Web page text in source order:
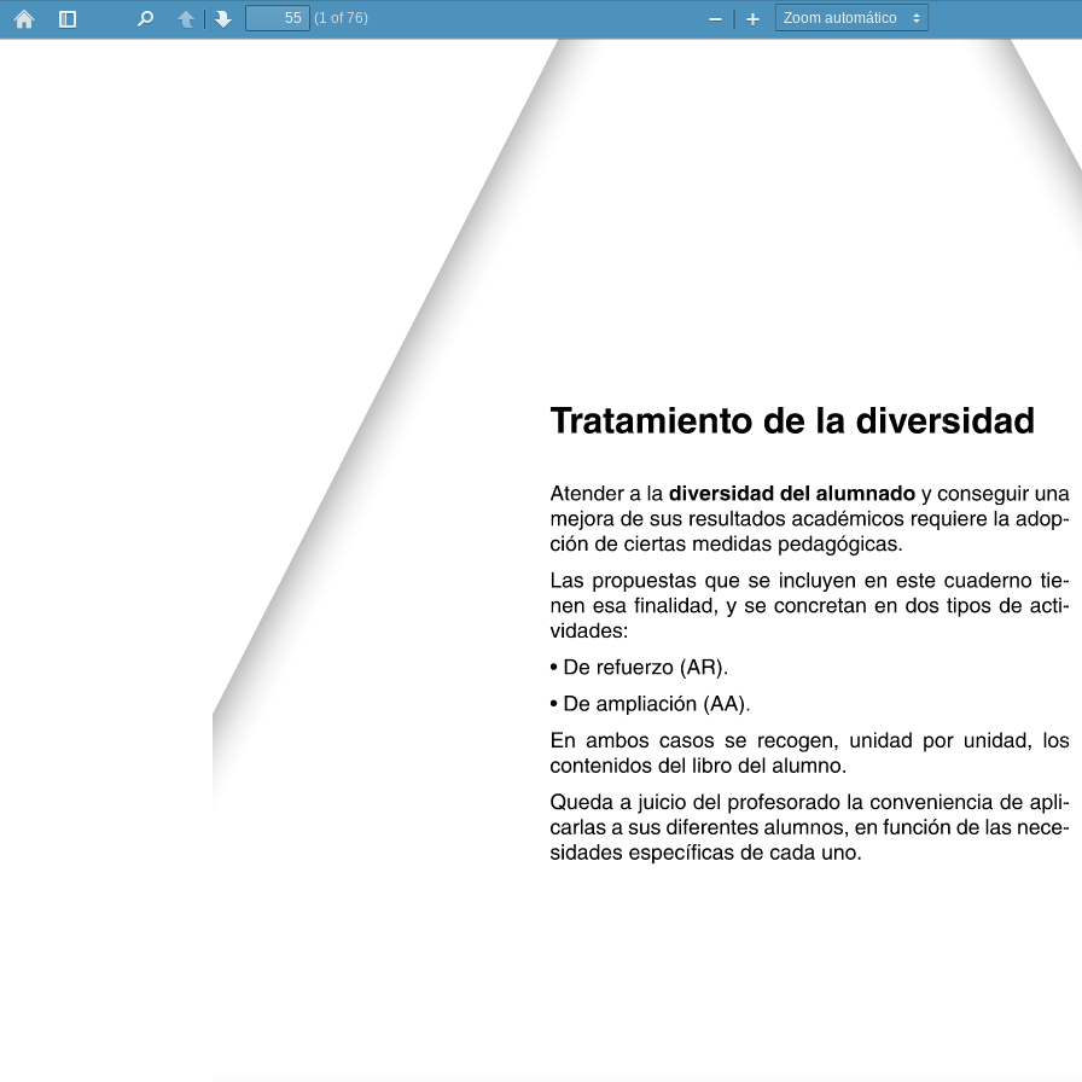
Barra
BuscarAnteriorSiguiente
(1 of 76)
Zoom
Zoom
Tratamiento de la diversidad
Tratamiento de la diversidad
Atender a la diversidad del alumnado y conseguir una
y conseguir una
y conseguir una
mejora de sus resultados académicos requiere la adop-
mejora de sus resultados académicos requiere la adop-
mejora de sus resultados académicos requiere la adop-
ción de ciertas medidas pedagógicas.
Las  propuestas  que  se  incluyen  en  este  cuaderno  tie-
Las  propuestas  que  se  incluyen  en  este  cuaderno  tie-
Las  propuestas  que  se  incluyen  en  este  cuaderno  tie-
nen esa finalidad, y se concretan en dos tipos de acti-
nen esa finalidad, y se concretan en dos tipos de acti-
nen esa finalidad, y se concretan en dos tipos de acti-
vidades:
• De refuerzo (AR).
• De ampliación (AA).
En  ambos  casos  se  recogen,  unidad  por  unidad,  los
En  ambos  casos  se  recogen,  unidad  por  unidad,  los
En  ambos  casos  se  recogen,  unidad  por  unidad,  los
contenidos del libro del alumno.
Queda a juicio del profesorado la conveniencia de apli-
Queda a juicio del profesorado la conveniencia de apli-
Queda a juicio del profesorado la conveniencia de apli-
carlas a sus diferentes alumnos, en función de las nece-
carlas a sus diferentes alumnos, en función de las nece-
carlas a sus diferentes alumnos, en función de las nece-
sidades específicas de cada uno.